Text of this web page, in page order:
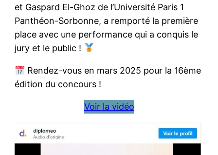
et Gaspard El-Ghoz de l’Université Paris 1
Panthéon-Sorbonne, a remporté la première
place avec une performance qui a conquis le
jury et le public !
Rendez-vous en mars 2025 pour la 16ème
édition du concours !
Voir la vidéo